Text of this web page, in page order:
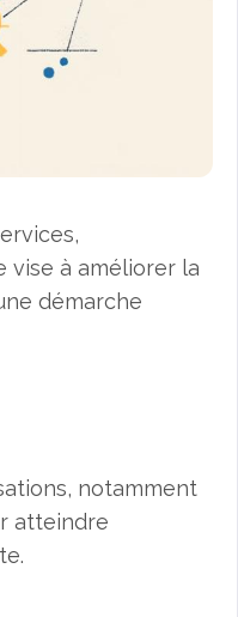
à améliorer la
démarche
notamment
atteindre